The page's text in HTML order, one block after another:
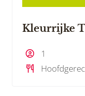
Kleurrijke
1